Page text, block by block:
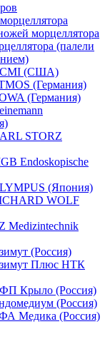
морцеллятора
(палели
(США)
(Германия)
(Германия)
STORZ
Endoskopische
(Япония)
WOLF
Medizintechnik
(Россия)
Плюс НТК
Крыло (Россия)
(Россия)
Медика (Россия)